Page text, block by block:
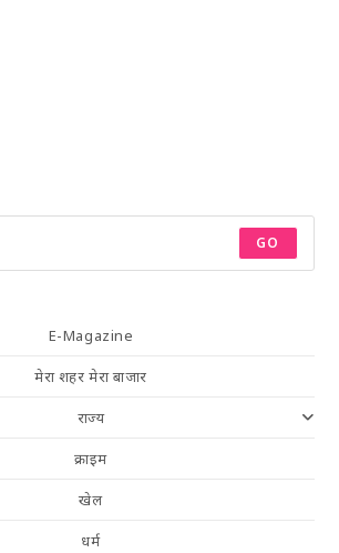
GO
E-Magazine
मेरा शहर मेरा बाजार
राज्य
क्राइम
खेल
धर्म